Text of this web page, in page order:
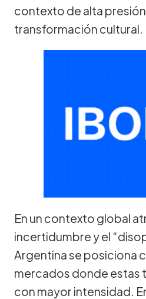
contexto de alta
transformación cultural.
En un contexto global
incertidumbre y el
Argentina se posiciona
mercados donde estas
con mayor intensidad.